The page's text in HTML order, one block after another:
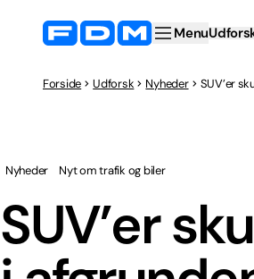
Menu
Forside Udforsk Nyheder SUV’er
SUV’er
Nyheder Nyt om trafik og biler